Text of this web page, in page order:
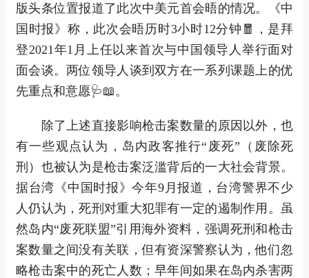
版头条位置报道了此次中美元首会晤的情况。《中
国时报》称，此次会晤历时3小时12分钟🧧，是拜
登2021年1月上任以来首次与中国领导人举行面对
面会谈。两位领导人谈到双方在一系列课题上的优
先重点和意愿🩺📖。
除了上述直接影响枪击案数量的原因以外，也
有一些观点认为，岛内政客推行“废死”（废除死
刑）也被认为是枪击案泛滥背后的一大社会背景。
据台湾《中国时报》今年9月报道，台湾警界不少
人仍认为，死刑对重大犯罪有一定的遏制作用。虽
然岛内“废死联盟”引用海外资料，强调死刑和枪击
案数量之间没有关联，但有资深警察认为，他们忽
略枪击案中的死亡人数；早年间如果在岛内杀害两